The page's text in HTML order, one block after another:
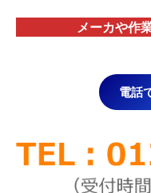
メーカや作
電話